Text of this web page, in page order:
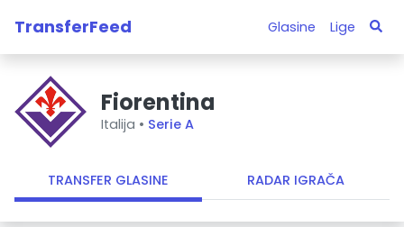
TransferFeed Glasine Lige
Fiorentina
Italija • Serie A
TRANSFER GLASINE RADAR IGRAČA